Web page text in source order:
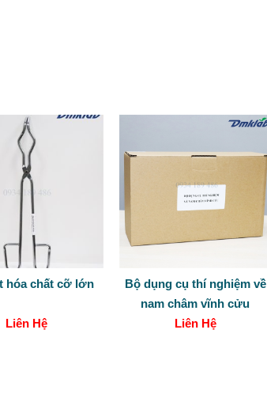
hóa chất cỡ lớn
Liên Hệ
Bộ dụng cụ thí nghiệm về
nam châm vĩnh cửu
Liên Hệ